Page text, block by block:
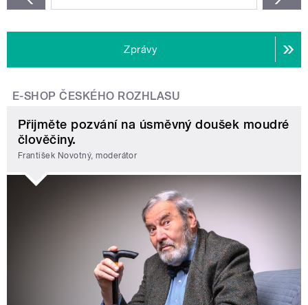
Zprávy
E-SHOP ČESKÉHO ROZHLASU
Přijměte pozvání na úsměvný doušek moudré
člověčiny.
František Novotný, moderátor